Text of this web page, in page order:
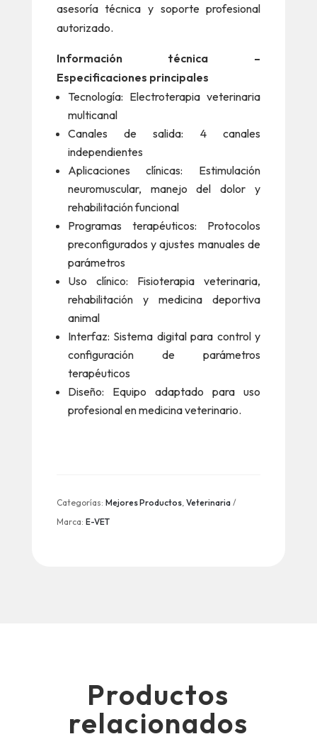
asesoría técnica y soporte profesional
autorizado.
Información técnica –
Especificaciones principales
Tecnología: Electroterapia veterinaria
multicanal
Canales de salida: 4 canales
independientes
Aplicaciones clínicas: Estimulación
neuromuscular, manejo del dolor y
rehabilitación funcional
Programas terapéuticos: Protocolos
preconfigurados y ajustes manuales de
parámetros
Uso clínico: Fisioterapia veterinaria,
rehabilitación y medicina deportiva
animal
Interfaz: Sistema digital para control y
configuración de parámetros
terapéuticos
Diseño: Equipo adaptado para uso
profesional en medicina veterinario.
Categorías: Mejores Productos, Veterinaria
Marca: E-VET
Productos
relacionados